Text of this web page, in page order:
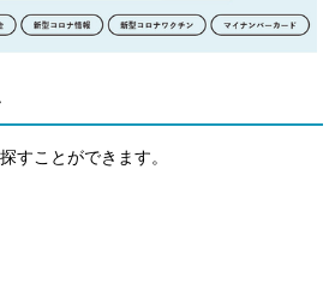
すことができます。